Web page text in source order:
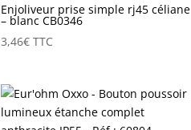
Enjoliveur prise simple rj45 céliane
– blanc CB0346
3,46€ TTC